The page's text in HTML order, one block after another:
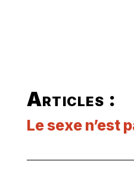
Articles :
Le sexe n’est